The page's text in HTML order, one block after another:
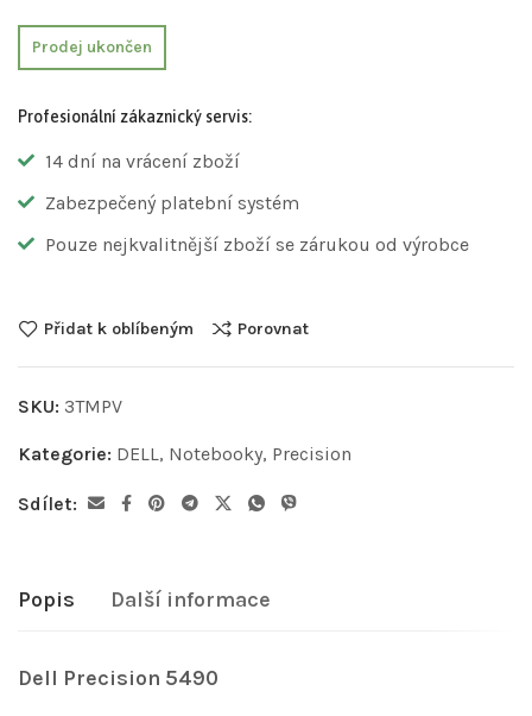
Prodej ukončen
Profesionální zákaznický servis:
14 dní na vrácení zboží
Zabezpečený platební systém
Pouze nejkvalitnější zboží se zárukou od výrobce
Přidat k oblíbeným Porovnat
SKU: 3TMPV
Kategorie: DELL , Notebooky, Precision
Sdílet:
Popis Další informace
Dell Precision 5490